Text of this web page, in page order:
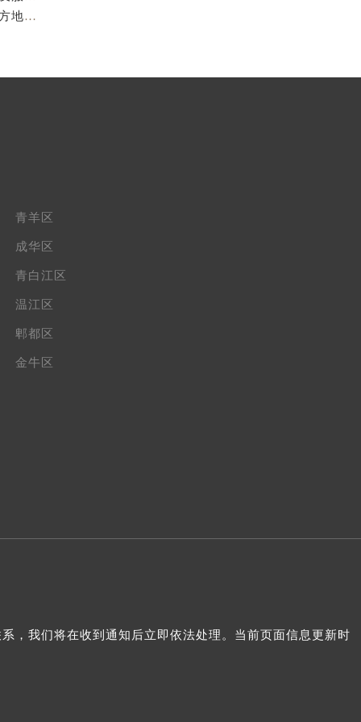
成都欧米茄官方售后服务中心｜最新服务电话及全部官方地址权威信息公示（2026年7月最新）
青羊区
成华区
青白江区
温江区
郫都区
金牛区
，我们将在收到通知后立即依法处理。当前页面信息更新时